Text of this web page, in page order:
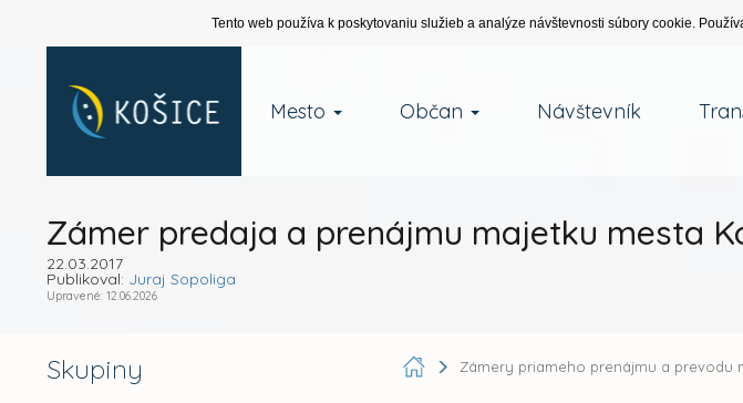
Tento web používa k poskytovaniu služieb a analýze návštevnosti súbory cookie.
Mesto Občan Návštevník
Zámer predaja a prenájmu majetku mesta
22.03.2017
Publikoval: Juraj Sopoliga
Upravené: 12.06.2026
Skupiny Zámery priameho prenájmu a prevodu